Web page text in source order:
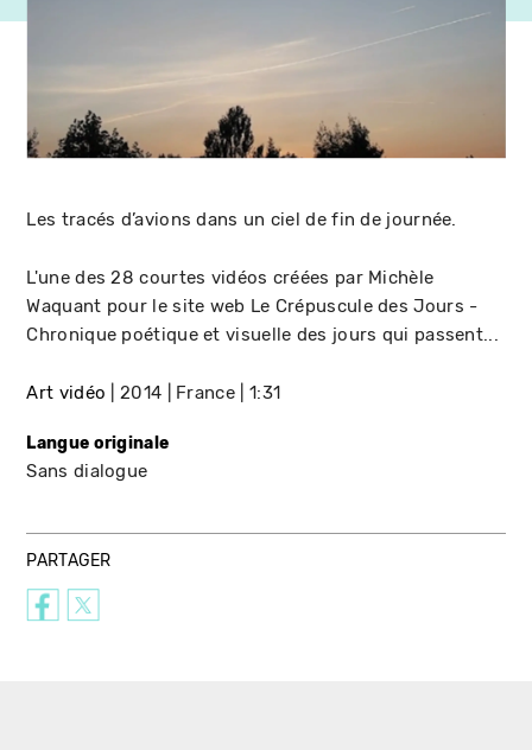
Les tracés d’avions dans un ciel de fin de journée.
L'une des 28 courtes vidéos créées par Michèle
Waquant pour le site web Le Crépuscule des Jours -
Chronique poétique et visuelle des jours qui passent...
Art vidéo 2014 France 1:31
Langue originale
Sans dialogue
PARTAGER